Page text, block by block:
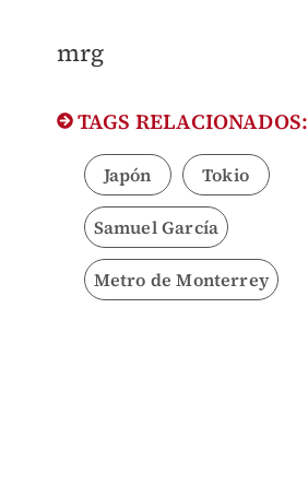
mrg
TAGS RELACIONADOS:
Japón Tokio
Samuel García
Metro de Monterrey